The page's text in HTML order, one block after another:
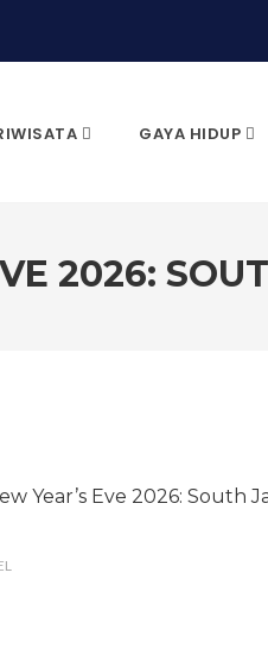
GAYA HIDUP
2026: